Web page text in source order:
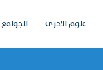
علوم الاخرى الجوامع